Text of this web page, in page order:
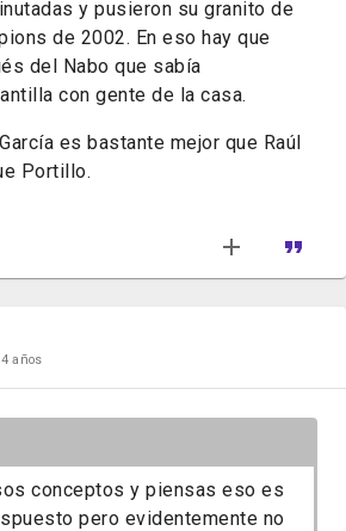
y pusieron su granito de
de 2002. En eso hay que
del Nabo que sabía
con gente de la casa.
es bastante mejor que Raúl
Portillo.
años
conceptos y piensas eso es
pero evidentemente no